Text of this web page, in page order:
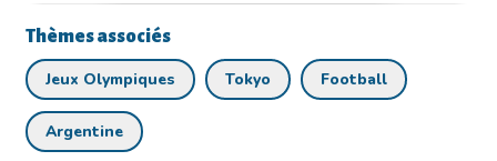
Thèmes associés
Jeux Olympiques Tokyo Football
Argentine